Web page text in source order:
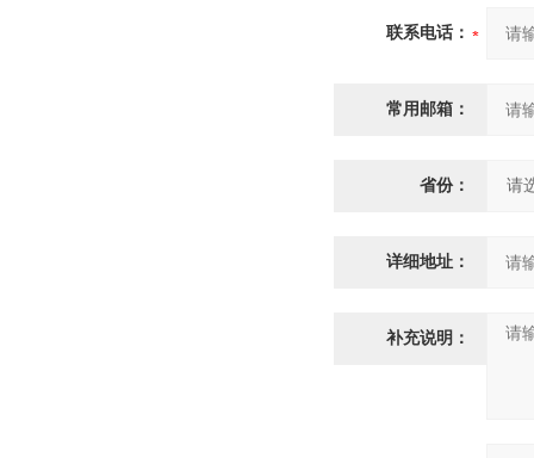
联系电话：
常用邮箱：
省份：
详细地址：
补充说明：